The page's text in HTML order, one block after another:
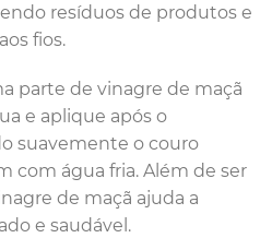
resíduos de produtos e
fios.
parte de vinagre de maçã
e aplique após o
suavemente o couro
com água fria. Além de ser
de maçã ajuda a
e saudável.